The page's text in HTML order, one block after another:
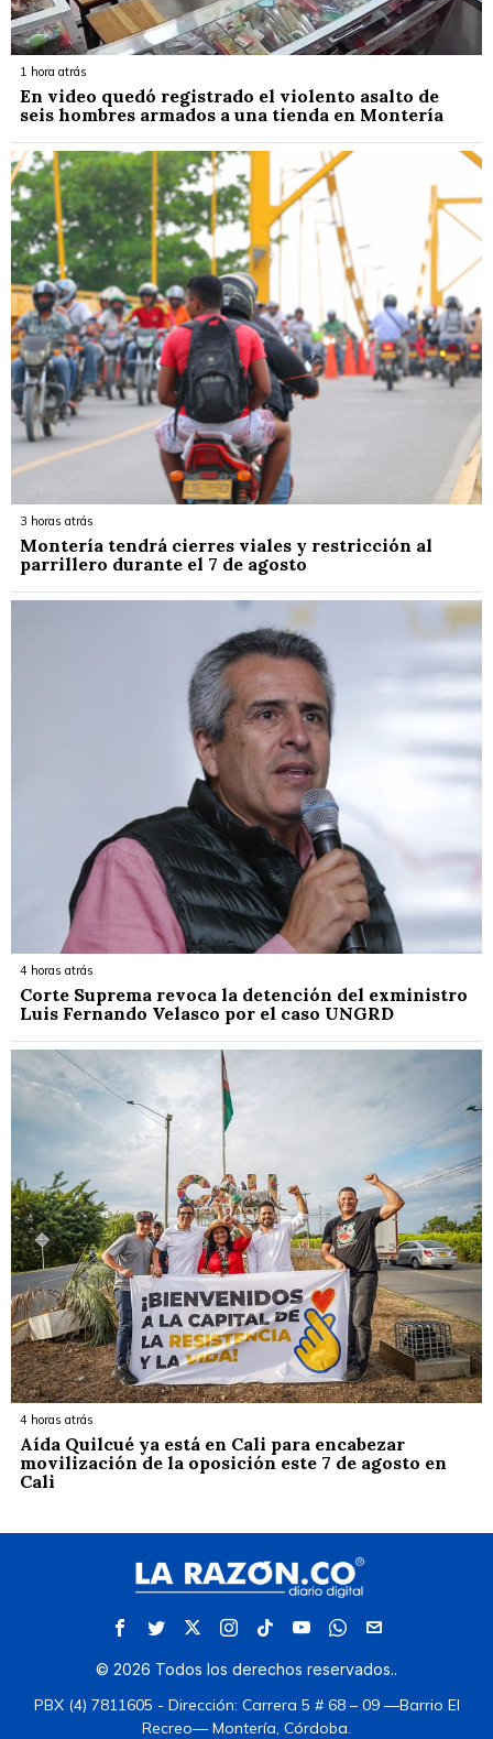
1 hora atrás
En video quedó registrado el violento asalto de
seis hombres armados a una tienda en Montería
3 horas atrás
Montería tendrá cierres viales y restricción al
parrillero durante el 7 de agosto
4 horas atrás
Corte Suprema revoca la detención del exministro
Luis Fernando Velasco por el caso UNGRD
4 horas atrás
Aída Quilcué ya está en Cali para encabezar
movilización de la oposición este 7 de agosto en
Cali
© 2026 Todos los derechos reservados..
PBX (4) 7811605 - Dirección: Carrera 5 # 68 – 09 —Barrio El
Recreo— Montería, Córdoba.